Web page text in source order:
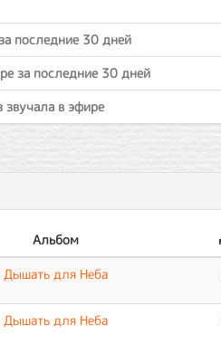
последние 30 дней
за последние 30 дней
звучала в эфире
Альбом
Дышать для Неба
Дышать для Неба